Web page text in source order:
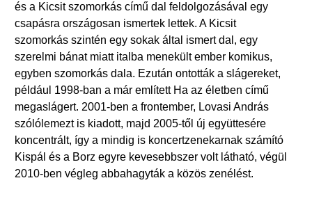
és a Kicsit szomorkás című dal feldolgozásával egy
csapásra országosan ismertek lettek. A Kicsit
szomorkás szintén egy sokak által ismert dal, egy
szerelmi bánat miatt italba menekült ember komikus,
egyben szomorkás dala. Ezután ontották a slágereket,
például 1998-ban a már említett Ha az életben című
megaslágert. 2001-ben a frontember, Lovasi András
szólólemezt is kiadott, majd 2005-től új együttesére
koncentrált, így a mindig is koncertzenekarnak számító
Kispál és a Borz egyre kevesebbszer volt látható, végül
2010-ben végleg abbahagyták a közös zenélést.